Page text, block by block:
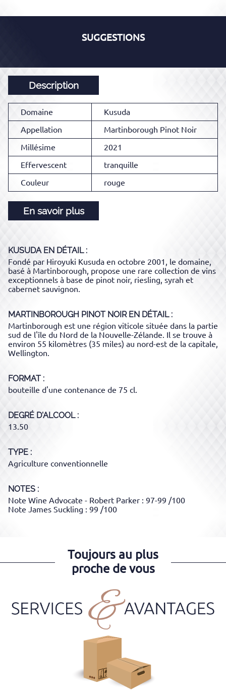
SUGGESTIONS
Description
Domaine
Kusuda
Appellation
Martinborough Pinot Noir
Millésime
2021
Effervescent
tranquille
Couleur
rouge
En savoir plus
KUSUDAEN DÉTAIL :
Fondé par Hiroyuki Kusuda en octobre 2001, le domaine,
basé à Martinborough, propose une rare collection de vins
exceptionnels à base de pinot noir, riesling, syrah et
cabernet sauvignon.
MARTINBOROUGH PINOT NOIREN DÉTAIL :
Martinborough est une région viticole située dans la partie
sud de l'île du Nord de la Nouvelle-Zélande. Il se trouve à
environ 55 kilomètres (35 miles) au nord-est de la capitale,
Wellington.
FORMAT
bouteille d'une contenance de 75 cl.
DEGRÉ D'ALCOOL
13.50
TYPE
Agriculture conventionnelle
NOTES :
Note Wine Advocate - Robert Parker : 97-99 /100
Note James Suckling : 99 /100
Toujours au plus
proche de vous